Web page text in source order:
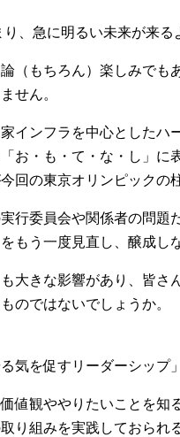
、急に明るい未来が来
（もちろん）楽しみで
せん。
インフラを中心とした
お・も・て・な・し」
回の東京オリンピックの
行委員会や関係者の問
もう一度見直し、醸成し
大きな影響があり、皆さ
のではないでしょうか。
気を促すリーダーシップ
値観ややりたいことを
り組みを実践しておられ